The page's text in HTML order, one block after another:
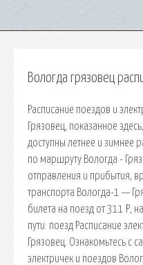
Вологда грязовец
Расписание поездов и
Грязовец, показанное
доступны летнее и зимнее
по маршруту Вологда -
отправления и прибытия,
транспорта Вологда-1 —
билета на поезд от 311 Р,
пути: поезд Расписание
Грязовец. Ознакомьтесь с
электричек и поездов